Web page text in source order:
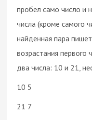
пробел само число и
числа (кроме самого
найденная пара
возрастания
два числа: 10 и 21,
10 5
21 7